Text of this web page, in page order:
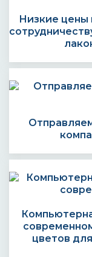
Низкие цены
цветов